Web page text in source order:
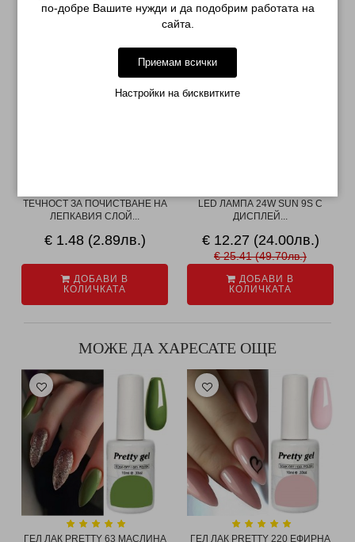
СВЪРЗАНИ ПРОДУКТИ
ТЕЧНОСТ ЗА ПОЧИСТВАНЕ НА
ЛЕПКАВИЯ СЛОЙ...
€ 1.48 (2.89лв.)
ДОБАВИ В
КОЛИЧКАТА
LED ЛАМПА 24W SUN 9S С
ДИСПЛЕЙ...
€ 12.27 (24.00лв.)
€ 25.41 (49.70лв.)
ДОБАВИ В
КОЛИЧКАТА
МОЖЕ ДА ХАРЕСАТЕ ОЩЕ
ГЕЛ ЛАК PRETTY 63 МАСЛИНA
ГЕЛ ЛАК PRETTY 220 ЕФИРНА
по-добре Вашите нужди и да подобрим работата на
сайта.
Приемам всички
Настройки на бисквитките